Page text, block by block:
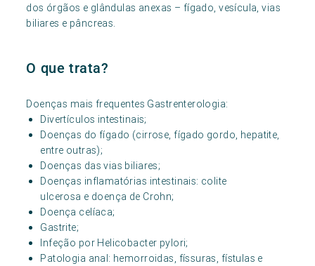
dos órgãos e glândulas anexas – fígado, vesícula, vias
biliares e pâncreas.
O que trata?
Doenças mais frequentes Gastrenterologia:
Divertículos intestinais;
Doenças do fígado (cirrose, fígado gordo, hepatite,
entre outras);
Doenças das vias biliares;
Doenças inflamatórias intestinais: colite
ulcerosa e doença de Crohn;
Doença celíaca;
Gastrite;
Infeção por Helicobacter pylori;
Patologia anal: hemorroidas, físsuras, fístulas e